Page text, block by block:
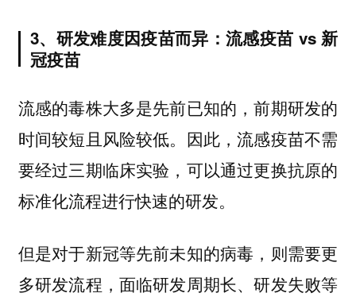
3、研发难度因疫苗而异：流感疫苗 vs 新
冠疫苗
流感的毒株大多是先前已知的，前期研发的
时间较短且风险较低。 因此，流感疫苗不需
要经过三期临床实验，可以通过更换抗原的
标准化流程进行快速的研发。
但是对于新冠等先前未知的病毒，则需要更
多研发流程，面临研发周期长、研发失败等